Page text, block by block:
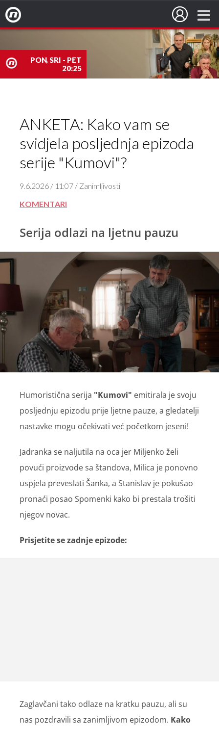
PON, SRI - PET
20:25
Nova TV
ANKETA: Kako vam se
svidjela posljednja epizoda
serije "Kumovi"?
9.6.2026 / 11:07 / Zanimljivosti
KOMENTARI
Serija odlazi na ljetnu pauzu
Humoristična serija "Kumovi" emitirala je svoju
posljednju epizodu prije ljetne pauze, a gledatelji
nastavke mogu očekivati već početkom jeseni!
Jadranka se naljutila na oca jer Miljenko želi
povući proizvode sa štandova, Milica je ponovno
uspjela preveslati Šanka, a Stanislav je pokušao
pronaći posao Spomenki kako bi prestala trošiti
njegov novac.
Prisjetite se zadnje epizode:
Zaglavčani tako odlaze na kratku pauzu, ali su
nas pozdravili sa zanimljivom epizodom. Kako